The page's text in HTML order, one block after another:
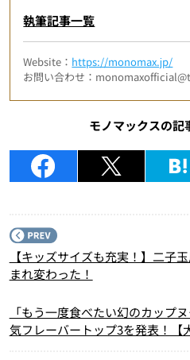
執筆記事一覧
Website： https://monomax.jp/
お問い合わせ：
モノマックスの記
【キッズサイズも充実！】二子
まれ変わった！
「もう一度食べたい幻のカップ
気フレーバートップ3を発表！【